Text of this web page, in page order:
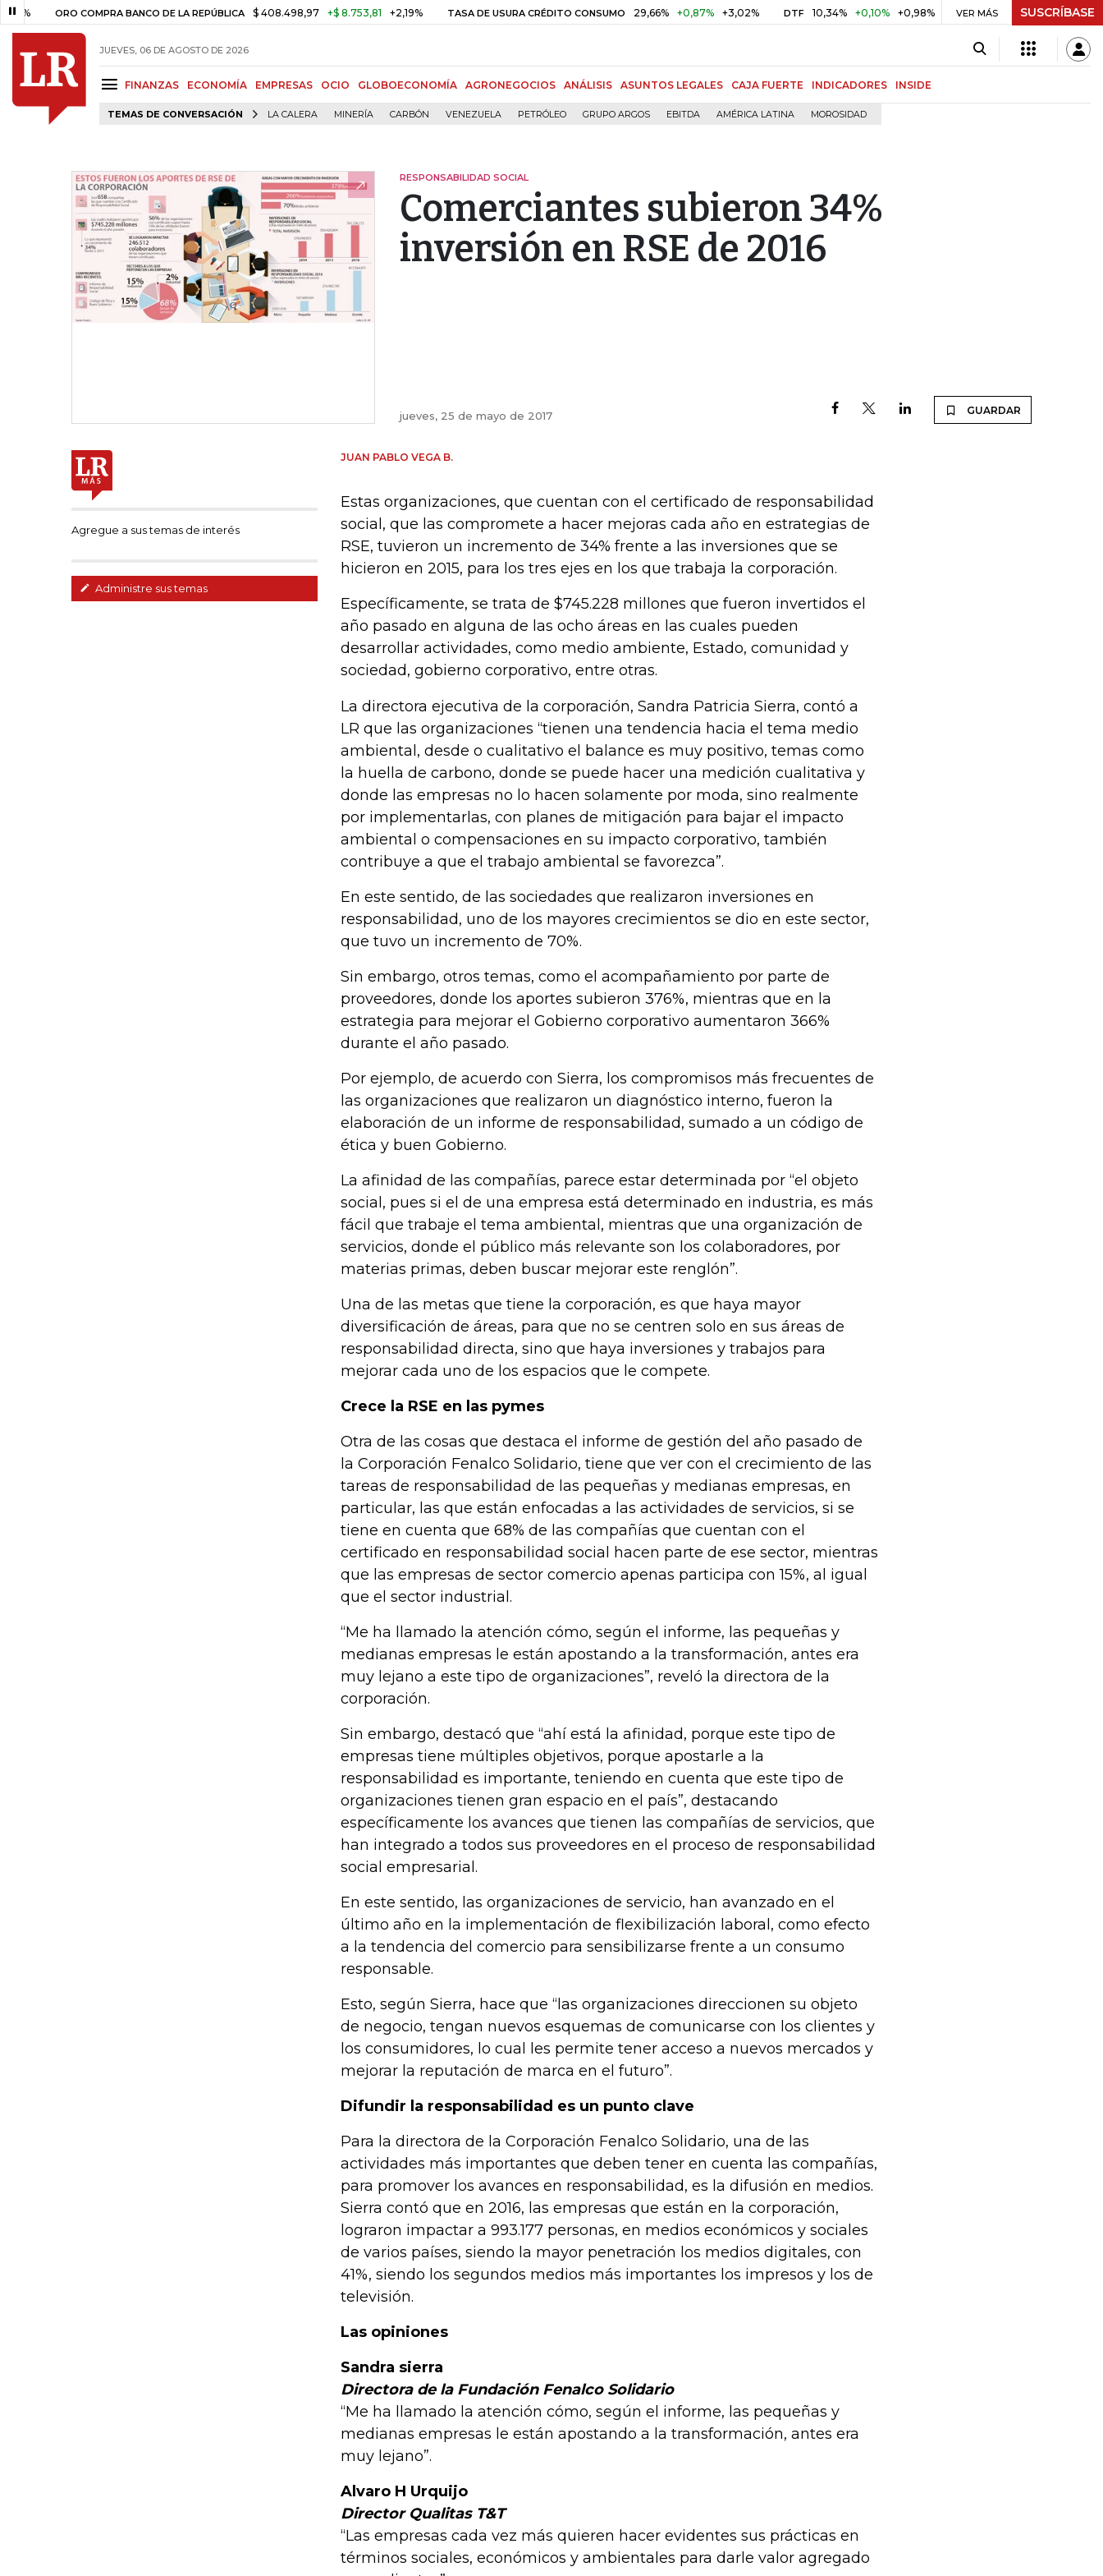
ORO COMPRA BANCO DE LA REPÚBLICA $ 408.498,97 +$ 8.753,81 +2,19% TASA DE USURA CRÉDITO CONSUMO 29,66% +0,87% +3,02% DTF 10,34% +0,10% +0,98% UVR $ 416,86 +$ 0,05 +0,01%
VER MÁS SUSCRÍBASE
JUEVES, 06 DE AGOSTO DE 2026
FINANZAS ECONOMÍA EMPRESAS OCIO GLOBOECONOMÍA AGRONEGOCIOS ANÁLISIS ASUNTOS LEGALES CAJA FUERTE INDICADORES INSIDE
TEMAS DE CONVERSACIÓN LA CALERA MINERÍA CARBÓN VENEZUELA PETRÓLEO GRUPO ARGOS EBITDA AMÉRICA LATINA MOROSIDAD
RESPONSABILIDAD SOCIAL
Comerciantes subieron 34%
inversión en RSE de 2016
jueves, 25 de mayo de 2017 GUARDAR
Agregue a sus temas de interés
Administre sus temas
JUAN PABLO VEGA B.
Estas organizaciones, que cuentan con el certificado de responsabilidad
social, que las compromete a hacer mejoras cada año en estrategias de
RSE, tuvieron un incremento de 34% frente a las inversiones que se
hicieron en 2015, para los tres ejes en los que trabaja la corporación.
Específicamente, se trata de $745.228 millones que fueron invertidos el
año pasado en alguna de las ocho áreas en las cuales pueden
desarrollar actividades, como medio ambiente, Estado, comunidad y
sociedad, gobierno corporativo, entre otras.
La directora ejecutiva de la corporación, Sandra Patricia Sierra, contó a
LR que las organizaciones “tienen una tendencia hacia el tema medio
ambiental, desde o cualitativo el balance es muy positivo, temas como
la huella de carbono, donde se puede hacer una medición cualitativa y
donde las empresas no lo hacen solamente por moda, sino realmente
por implementarlas, con planes de mitigación para bajar el impacto
ambiental o compensaciones en su impacto corporativo, también
contribuye a que el trabajo ambiental se favorezca”.
En este sentido, de las sociedades que realizaron inversiones en
responsabilidad, uno de los mayores crecimientos se dio en este sector,
que tuvo un incremento de 70%.
Sin embargo, otros temas, como el acompañamiento por parte de
proveedores, donde los aportes subieron 376%, mientras que en la
estrategia para mejorar el Gobierno corporativo aumentaron 366%
durante el año pasado.
Por ejemplo, de acuerdo con Sierra, los compromisos más frecuentes de
las organizaciones que realizaron un diagnóstico interno, fueron la
elaboración de un informe de responsabilidad, sumado a un código de
ética y buen Gobierno.
La afinidad de las compañías, parece estar determinada por “el objeto
social, pues si el de una empresa está determinado en industria, es más
fácil que trabaje el tema ambiental, mientras que una organización de
servicios, donde el público más relevante son los colaboradores, por
materias primas, deben buscar mejorar este renglón”.
Una de las metas que tiene la corporación, es que haya mayor
diversificación de áreas, para que no se centren solo en sus áreas de
responsabilidad directa, sino que haya inversiones y trabajos para
mejorar cada uno de los espacios que le compete.
Crece la RSE en las pymes
Otra de las cosas que destaca el informe de gestión del año pasado de
la Corporación Fenalco Solidario, tiene que ver con el crecimiento de las
tareas de responsabilidad de las pequeñas y medianas empresas, en
particular, las que están enfocadas a las actividades de servicios, si se
tiene en cuenta que 68% de las compañías que cuentan con el
certificado en responsabilidad social hacen parte de ese sector, mientras
que las empresas de sector comercio apenas participa con 15%, al igual
que el sector industrial.
“Me ha llamado la atención cómo, según el informe, las pequeñas y
medianas empresas le están apostando a la transformación, antes era
muy lejano a este tipo de organizaciones”, reveló la directora de la
corporación.
Sin embargo, destacó que “ahí está la afinidad, porque este tipo de
empresas tiene múltiples objetivos, porque apostarle a la
responsabilidad es importante, teniendo en cuenta que este tipo de
organizaciones tienen gran espacio en el país”, destacando
específicamente los avances que tienen las compañías de servicios, que
han integrado a todos sus proveedores en el proceso de responsabilidad
social empresarial.
En este sentido, las organizaciones de servicio, han avanzado en el
último año en la implementación de flexibilización laboral, como efecto
a la tendencia del comercio para sensibilizarse frente a un consumo
responsable.
Esto, según Sierra, hace que “las organizaciones direccionen su objeto
de negocio, tengan nuevos esquemas de comunicarse con los clientes y
los consumidores, lo cual les permite tener acceso a nuevos mercados y
mejorar la reputación de marca en el futuro”.
Difundir la responsabilidad es un punto clave
Para la directora de la Corporación Fenalco Solidario, una de las
actividades más importantes que deben tener en cuenta las compañías,
para promover los avances en responsabilidad, es la difusión en medios.
Sierra contó que en 2016, las empresas que están en la corporación,
lograron impactar a 993.177 personas, en medios económicos y sociales
de varios países, siendo la mayor penetración los medios digitales, con
41%, siendo los segundos medios más importantes los impresos y los de
televisión.
Las opiniones
Sandra sierra
Directora de la Fundación Fenalco Solidario
“Me ha llamado la atención cómo, según el informe, las pequeñas y
medianas empresas le están apostando a la transformación, antes era
muy lejano”.
Alvaro H Urquijo
Director Qualitas T&T
“Las empresas cada vez más quieren hacer evidentes sus prácticas en
términos sociales, económicos y ambientales para darle valor agregado